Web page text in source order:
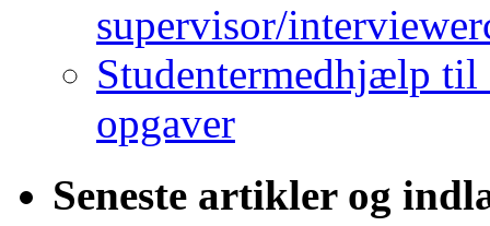
supervisor/
Studentermedhjælp
opgaver
Seneste artikler og